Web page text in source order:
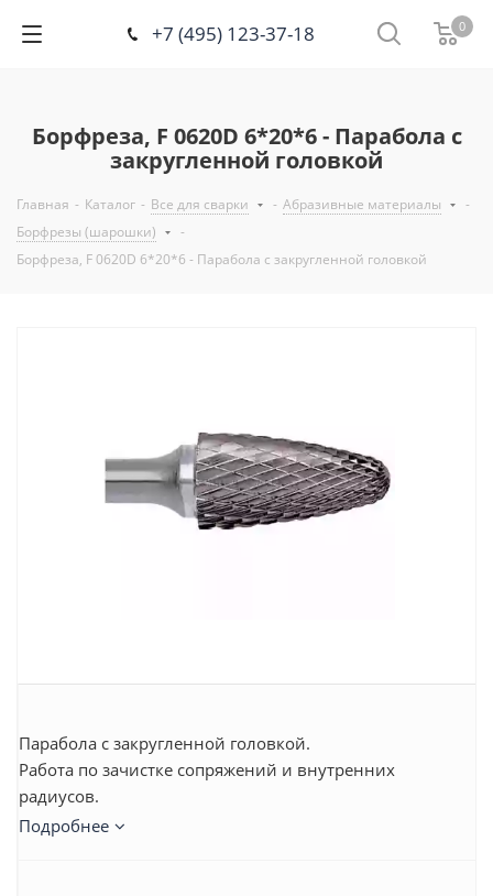
+7 (495) 123-37-18 0
Борфреза, F 0620D 6*20*6 - Парабола с
закругленной головкой
Главная - Каталог - Все для сварки - Абразивные материалы
-
Борфрезы (шарошки)
-
Борфреза, F 0620D 6*20*6 - Парабола с закругленной головкой
Парабола с закругленной головкой.
Работа по зачистке сопряжений и внутренних
радиусов.
Подробнее